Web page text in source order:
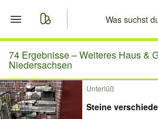
Start
Merkliste
Nachrichten
74 Ergebnisse –Weiteres Haus &
Niedersachsen
Unterlüß
Steine